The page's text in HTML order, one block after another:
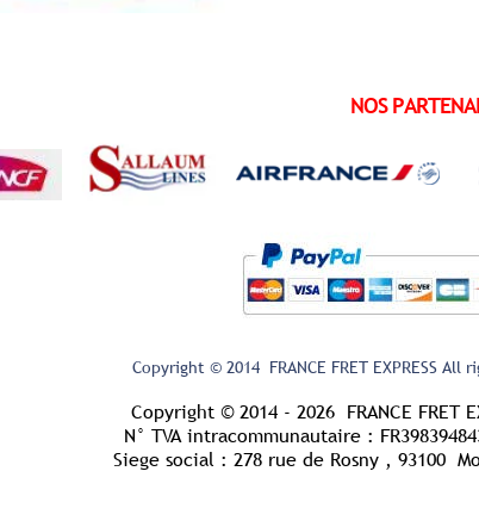
Copyright © 2014 - 2026 FRANCE FRET
N° TVA intracommunautaire :
Siege social : 278 rue de Rosny , 93100
NOS
Copyright © 2014 FRANCE FRET EXPRESS All